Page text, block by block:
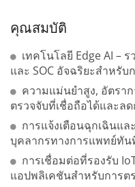
คุณสมบัติ
เทคโนโลยี Edge AI –
และ SOC อัจฉริยะสำหรับ
ความแม่นยำสูง, อัตรา
ตรวจจับที่เชื่อถือได้และล
การแจ้งเตือนฉุกเฉินแ
บุคลากรทางการแพทย์ทั
การเชื่อมต่อที่รองรับ
แอปพลิเคชันสำหรับการต